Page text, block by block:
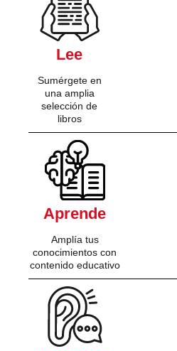
Lee
Sumérgete en
una amplia
selección de
libros
Aprende
Amplía tus
conocimientos con
contenido educativo